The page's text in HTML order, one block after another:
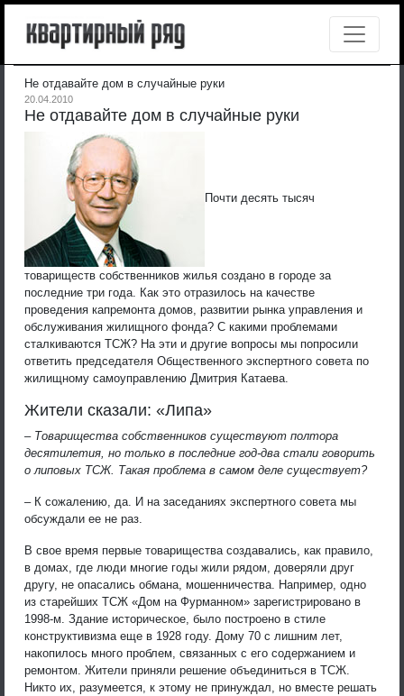
Не отдавайте дом в случайные руки
20.04.2010
Не отдавайте дом в случайные руки
Почти десять тысяч
товариществ собственников жилья создано в городе за
последние три года. Как это отразилось на качестве
проведения капремонта домов, развитии рынка управления и
обслуживания жилищного фонда? С какими проблемами
сталкиваются ТСЖ? На эти и другие вопросы мы попросили
ответить председателя Общественного экспертного совета по
жилищному самоуправлению Дмитрия Катаева.
Жители сказали: «Липа»
– Товарищества собственников существуют полтора
десятилетия, но только в последние год-два стали говорить
о липовых ТСЖ. Такая проблема в самом деле существует?
– К сожалению, да. И на заседаниях экспертного совета мы
обсуждали ее не раз.
В свое время первые товарищества создавались, как правило,
в домах, где люди многие годы жили рядом, доверяли друг
другу, не опасались обмана, мошенничества. Например, одно
из старейших ТСЖ «Дом на Фурманном» зарегистрировано в
1998-м. Здание историческое, было построено в стиле
конструктивизма еще в 1928 году. Дому 70 с лишним лет,
накопилось много проблем, связанных с его содержанием и
ремонтом. Жители приняли решение объединиться в ТСЖ.
Никто их, разумеется, к этому не принуждал, но вместе решать